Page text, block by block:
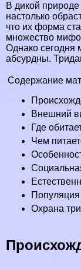
В дикой природе
настолько
что их форма
множество
Однако сегодня
абсурдны.
Содержание
Внешний
Где
Чем
Популяция
Охрана